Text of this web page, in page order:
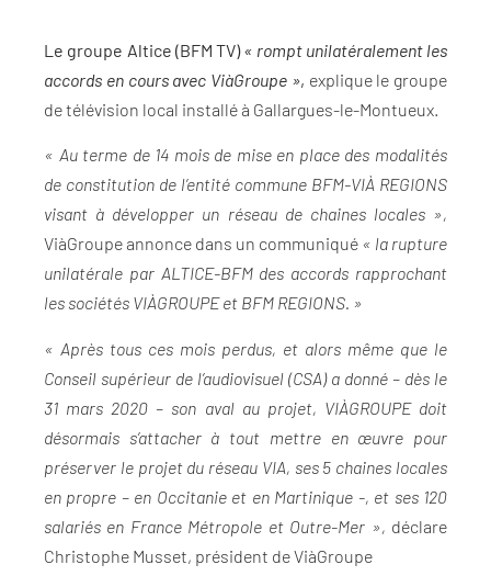
Le groupe Altice (BFM TV)« rompt unilatéralement les
accords en cours avec ViàGroupe », explique le groupe
de télévision local installé à Gallargues-le-Montueux.
« Au terme de 14 mois de mise en place des modalités
de constitution de l’entité commune BFM-VIÀ REGIONS
visant à développer un réseau de chaines locales »,
ViàGroupe annonce dans un communiqué « la rupture
unilatérale par ALTICE-BFM des accords rapprochant
les sociétés VIÀGROUPE et BFM REGIONS. »
« Après tous ces mois perdus, et alors même que le
Conseil supérieur de l’audiovisuel (CSA) a donné – dès le
31 mars 2020 – son aval au projet, VIÀGROUPE doit
désormais s’attacher à tout mettre en œuvre pour
préserver le projet du réseau VIA, ses 5 chaines locales
en propre – en Occitanie et en Martinique -, et ses 120
salariés en France Métropole et Outre-Mer », déclare
Christophe Musset, président de ViàGroupe